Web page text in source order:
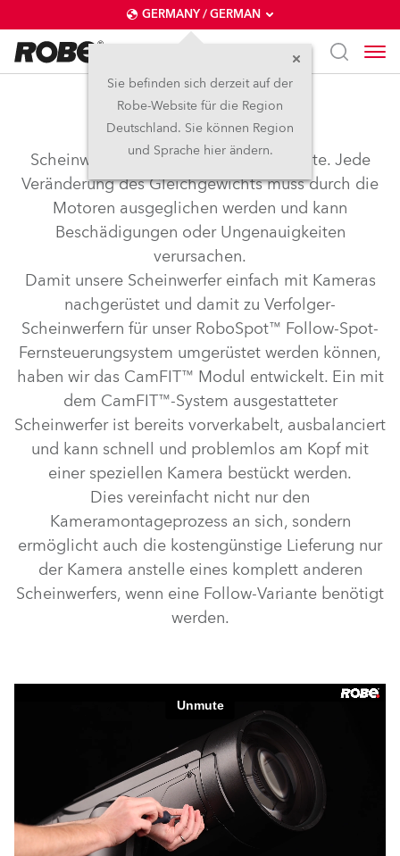
GERMANY / GERMAN
Sie befinden sich derzeit auf der
Robe-Website für die Region
Deutschland. Sie können Region
und Sprache hier ändern.
CamFIT™
Scheinwerfer sind fein austarierte Geräte. Jede
Veränderung des Gleichgewichts muss durch die
Motoren ausgeglichen werden und kann
Beschädigungen oder Ungenauigkeiten
verursachen.
Damit unsere Scheinwerfer einfach mit Kameras
nachgerüstet und damit zu Verfolger-
Scheinwerfern für unser RoboSpot™ Follow-Spot-
Fernsteuerungsystem umgerüstet werden können,
haben wir das CamFIT™ Modul entwickelt. Ein mit
dem CamFIT™-System ausgestatteter
Scheinwerfer ist bereits vorverkabelt, ausbalanciert
und kann schnell und problemlos am Kopf mit
einer speziellen Kamera bestückt werden.
Dies vereinfacht nicht nur den
Kameramontageprozess an sich, sondern
ermöglicht auch die kostengünstige Lieferung nur
der Kamera anstelle eines komplett anderen
Scheinwerfers, wenn eine Follow-Variante benötigt
werden.